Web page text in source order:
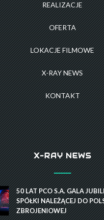
REALIZACJE
OFERTA
LOKACJE FILMOWE
X-RAY NEWS
KONTAKT
X-RAY NEWS
50 LAT PCO S.A. GALA
SPÓŁKI NALEŻĄCEJ DO
ZBROJENIOWEJ